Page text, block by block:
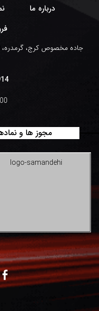
درباره ما
جاده مخصوص کرج، گرمدره،
مجوز ها و